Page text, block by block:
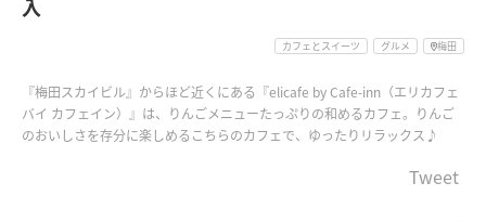
入
カフェとスイーツ グルメ 梅田
『梅田スカイビル』からほど近くにある『elicafe by Cafe-inn（エリカフェ
バイ カフェイン）』は、りんごメニューたっぷりの和めるカフェ。りんご
のおいしさを存分に楽しめるこちらのカフェで、ゆったりリラックス♪
Tweet